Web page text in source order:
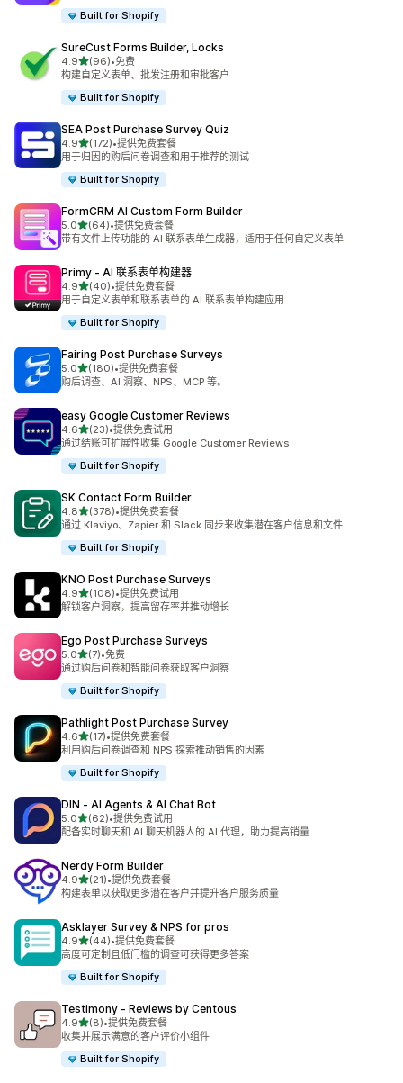
Built for Shopify
SureCust Forms Builder, Locks
4.9星（满分 5 星）
(96)
总共 96 条评论
•免费
构建自定义表单、批发注册和审批客户
Built for Shopify
SEA Post Purchase Survey Quiz
4.9星（满分 5 星）
(172)
总共 172 条评论
•提供免费套餐
用于归因的购后问卷调查和用于推荐的测试
Built for Shopify
FormCRM AI Custom Form Builder
5.0星（满分 5 星）
(64)
总共 64 条评论
•提供免费套餐
带有文件上传功能的 AI 联系表单生成器，适用于任何自定义表单
Primy ‑ AI 联系表单构建器
4.9星（满分 5 星）
(40)
总共 40 条评论
•提供免费套餐
用于自定义表单和联系表单的 AI 联系表单构建应用
Built for Shopify
Fairing Post Purchase Surveys
5.0星（满分 5 星）
(180)
总共 180 条评论
•提供免费套餐
购后调查、AI 洞察、NPS、MCP 等。
easy Google Customer Reviews
4.6星（满分 5 星）
(23)
总共 23 条评论
•提供免费试用
通过结账可扩展性收集 Google Customer Reviews
Built for Shopify
SK Contact Form Builder
4.8星（满分 5 星）
(378)
总共 378 条评论
•提供免费套餐
通过 Klaviyo、Zapier 和 Slack 同步来收集潜在客户信息和文件
Built for Shopify
KNO Post Purchase Surveys
4.9星（满分 5 星）
(108)
总共 108 条评论
•提供免费试用
解锁客户洞察，提高留存率并推动增长
Ego Post Purchase Surveys
5.0星（满分 5 星）
(7)
总共 7 条评论
•免费
通过购后问卷和智能问卷获取客户洞察
Built for Shopify
Pathlight Post Purchase Survey
4.6星（满分 5 星）
(17)
总共 17 条评论
•提供免费套餐
利用购后问卷调查和 NPS 探索推动销售的因素
Built for Shopify
DIN ‑ AI Agents & AI Chat Bot
5.0星（满分 5 星）
(62)
总共 62 条评论
•提供免费试用
配备实时聊天和 AI 聊天机器人的 AI 代理，助力提高销量
Nerdy Form Builder
4.9星（满分 5 星）
(21)
总共 21 条评论
•提供免费套餐
构建表单以获取更多潜在客户并提升客户服务质量
Asklayer Survey & NPS for pros
4.9星（满分 5 星）
(44)
总共 44 条评论
•提供免费套餐
高度可定制且低门槛的调查可获得更多答案
Built for Shopify
Testimony ‑ Reviews by Centous
4.9星（满分 5 星）
(8)
总共 8 条评论
•提供免费套餐
收集并展示满意的客户评价小组件
Built for Shopify